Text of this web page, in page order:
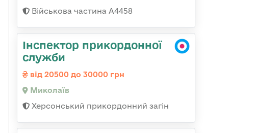
Військова частина А4458
Інспектор прикордонної
служби
від 20500 до 30000 грн
Миколаїв
Херсонський прикордонний загін